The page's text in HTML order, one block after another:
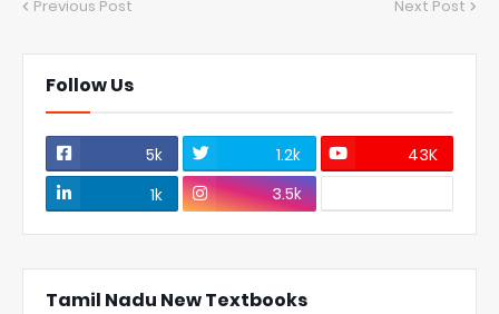
Previous Post Next Post
Follow Us
5k 1.2k
43K
1k
3.5k
Tamil Nadu New Textbooks